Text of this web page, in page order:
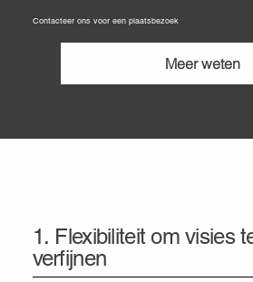
1. Flexibiliteit om visies
verfijnen
Contacteer ons voor een plaatsbezoek
Meer weten